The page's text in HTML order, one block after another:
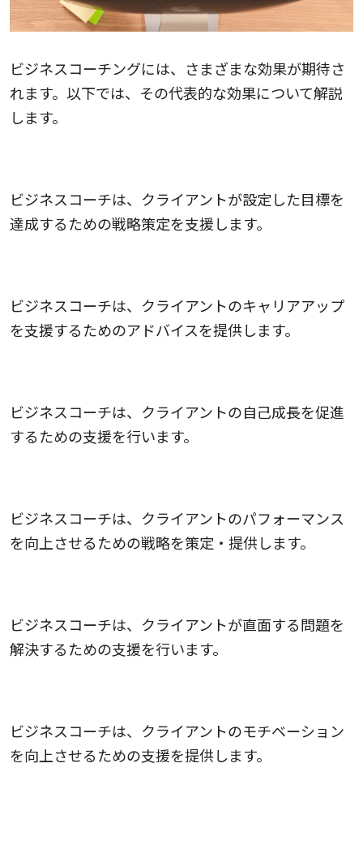
ビジネスコーチングには、さまざまな効果が期待さ
れます。以下では、その代表的な効果について解説
します。
ビジネスコーチは、クライアントが設定した目標を
達成するための戦略策定を支援します。
ビジネスコーチは、クライアントのキャリアアップ
を支援するためのアドバイスを提供します。
ビジネスコーチは、クライアントの自己成長を促進
するための支援を行います。
ビジネスコーチは、クライアントのパフォーマンス
を向上させるための戦略を策定・提供します。
ビジネスコーチは、クライアントが直面する問題を
解決するための支援を行います。
ビジネスコーチは、クライアントのモチベーション
を向上させるための支援を提供します。